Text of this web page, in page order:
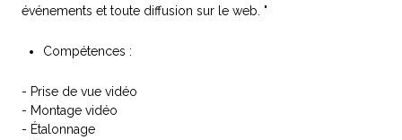
événements et toute diffusion sur le web. "
Compétences :
- Prise de vue vidéo
- Montage vidéo
- Étalonnage